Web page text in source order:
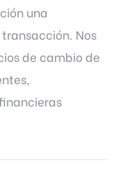
una
Nos
de cambio de